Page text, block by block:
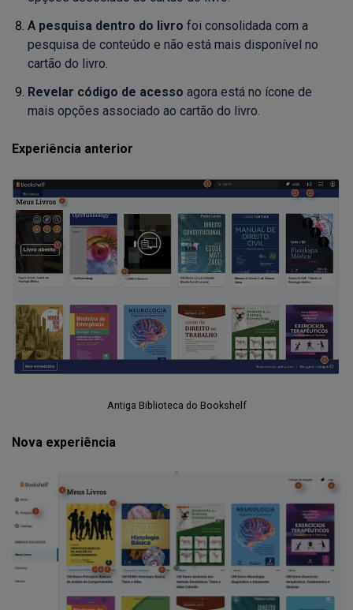
A pesquisa dentro do livro foi consolidada com a
pesquisa de conteúdo e não está mais disponível no
cartão do livro.
Revelar código de acesso agora está no ícone de
mais opções associado ao cartão do livro.
Experiência anterior
Antiga Biblioteca do Bookshelf
Nova experiência